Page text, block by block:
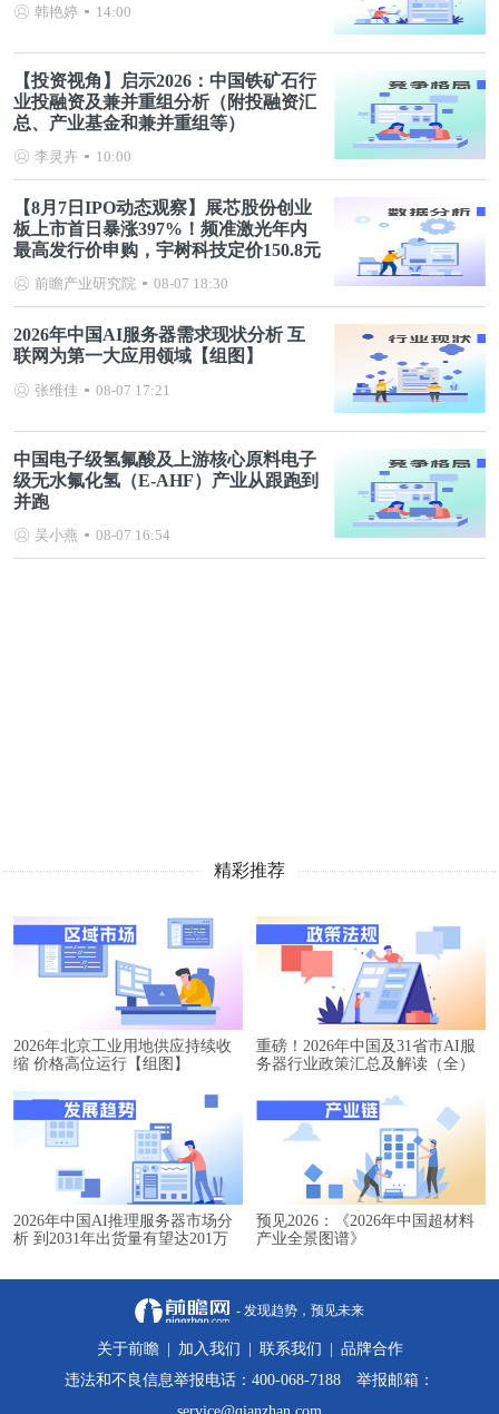
韩艳婷 14:00
【投资视角】启示2026：中国铁矿石行
业投融资及兼并重组分析（附投融资汇
总、产业基金和兼并重组等）
李灵卉 10:00
【8月7日IPO动态观察】展芯股份创业
板上市首日暴涨397%！频准激光年内
最高发行价申购，宇树科技定价150.8元
前瞻产业研究院 08-07 18:30
2026年中国AI服务器需求现状分析 互
联网为第一大应用领域【组图】
张维佳 08-07 17:21
中国电子级氢氟酸及上游核心原料电子
级无水氟化氢（E-AHF）产业从跟跑到
并跑
吴小燕 08-07 16:54
精彩推荐
2026年北京工业用地供应持续收
缩 价格高位运行【组图】
重磅！2026年中国及31省市AI服
务器行业政策汇总及解读（全）
2026年中国AI推理服务器市场分
析 到2031年出货量有望达201万
预见2026：《2026年中国超材料
产业全景图谱》
- 发现趋势，预见未来
关于前瞻 加入我们 联系我们
品牌合作
违法和不良信息举报电话：400-068-7188 举报邮箱：